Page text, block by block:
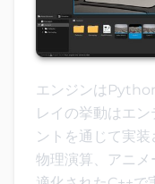
エンジンは
レイの挙動はエ
ントを通じて実装
物理演算、アニ